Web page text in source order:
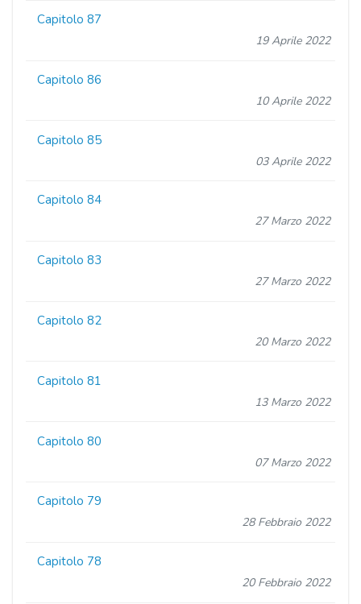
Capitolo 87
19 Aprile 2022
Capitolo 86
10 Aprile 2022
Capitolo 85
03 Aprile 2022
Capitolo 84
27 Marzo 2022
Capitolo 83
27 Marzo 2022
Capitolo 82
20 Marzo 2022
Capitolo 81
13 Marzo 2022
Capitolo 80
07 Marzo 2022
Capitolo 79
28 Febbraio 2022
Capitolo 78
20 Febbraio 2022